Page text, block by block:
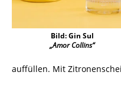
Bild: Gin Sul
„Amor Collins“
auffüllen. Mit